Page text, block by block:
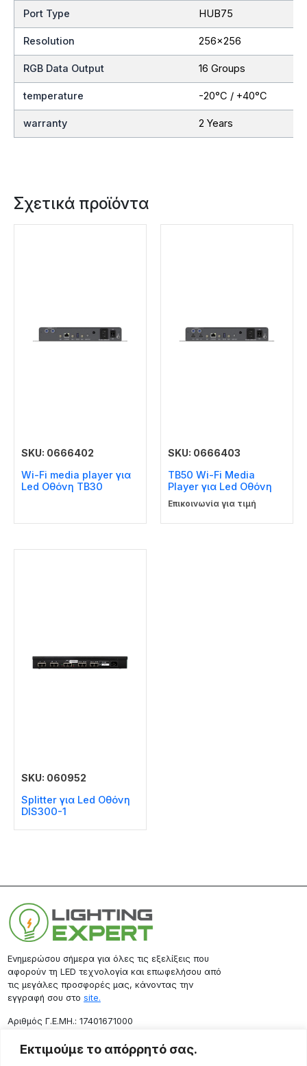
Εκτιμούμε το απόρρητό σας.
Port Type HUB75
Resolution 256×256
RGB Data Output 16 Groups
temperature -20°C / +40°C
warranty 2 Years
Σχετικά προϊόντα
SKU: 0666402
Wi-Fi media player για
Led Οθόνη TB30
SKU: 0666403
TB50 Wi-Fi Media
Player για Led Οθόνη
Επικοινωνία για τιμή
SKU: 060952
Splitter για Led Οθόνη
DIS300-1
Ενημερώσου σήμερα για όλες τις εξελίξεις που
αφορούν τη LED τεχνολογία και επωφελήσου από
τις μεγάλες προσφορές μας, κάνοντας την
εγγραφή σου στο site.
Aριθμός Γ.Ε.ΜΗ.: 17401671000
Επικοινωνία